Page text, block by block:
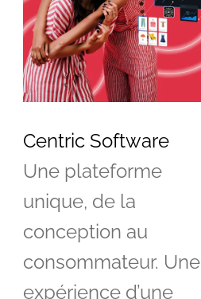
Centric Software
Une plateforme
unique, de la
conception au
consommateur. Une
expérience d’une